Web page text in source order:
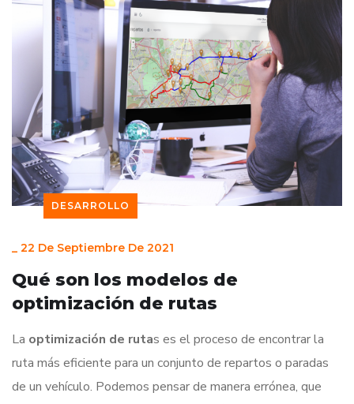
DESARROLLO
_ 22 De Septiembre De 2021
Qué son los modelos de
optimización de rutas
La optimización de rutas es el proceso de encontrar la
ruta más eficiente para un conjunto de repartos o paradas
de un vehículo. Podemos pensar de manera errónea, que